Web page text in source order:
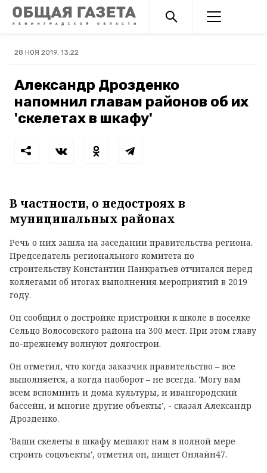
28 НОЯ 2019, 13:22
Александр Дрозденко
напомнил главам районов об их
'скелетах в шкафу'
В частности, о недостроях в
муниципальных районах
Речь о них зашла на заседании правительства региона.
Председатель регионального комитета по
строительству Константин Панкратьев отчитался перед
коллегами об итогах выполнения мероприятий в 2019
году.
Он сообщил о достройке пристройки к школе в поселке
Сельцо Волосовского района на 300 мест. При этом главу
по-прежнему волнуют долгострои.
Он отметил, что когда заказчик правительство – все
выполняется, а когда наоборот – не всегда. 'Могу вам
всем вспомнить и дома культуры, и ивангородский
бассейн, и многие другие объекты', - сказал Александр
Дрозденко.
'Ваши скелеты в шкафу мешают нам в полной мере
строить соцоъекты', отметил он, пишет Онлайн47.